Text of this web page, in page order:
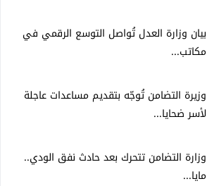
بيان وزارة العدل تُواصل التوسع الرقمي في
مكاتب...
وزيرة التضامن تُوجّه بتقديم مساعدات عاجلة
لأسر ضحايا...
وزارة التضامن تتحرك بعد حادث نفق الودي..
مايا...